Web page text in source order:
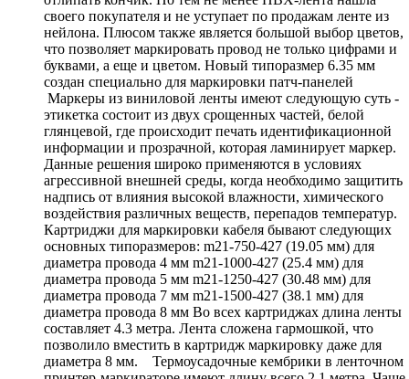
своего покупателя и не уступает по продажам ленте из
нейлона. Плюсом также является большой выбор цветов,
что позволяет маркировать провод не только цифрами и
буквами, а еще и цветом. Новый типоразмер 6.35 мм
создан специально для маркировки патч-панелей
Маркеры из виниловой ленты имеют следующую суть -
этикетка состоит из двух срощенных частей, белой
глянцевой, где происходит печать идентификационной
информации и прозрачной, которая ламинирует маркер.
Данные решения широко применяются в условиях
агрессивной внешней среды, когда необходимо защитить
надпись от влияния высокой влажности, химического
воздействия различных веществ, перепадов температур.
Картриджи для маркировки кабеля бывают следующих
основных типоразмеров: m21-750-427 (19.05 мм) для
диаметра провода 4 мм m21-1000-427 (25.4 мм) для
диаметра провода 5 мм m21-1250-427 (30.48 мм) для
диаметра провода 7 мм m21-1500-427 (38.1 мм) для
диаметра провода 8 мм Во всех картриджах длина ленты
составляет 4.3 метра. Лента сложена гармошкой, что
позволило вместить в картридж маркировку даже для
диаметра 8 мм. Термоусадочные кембрики в ленточном